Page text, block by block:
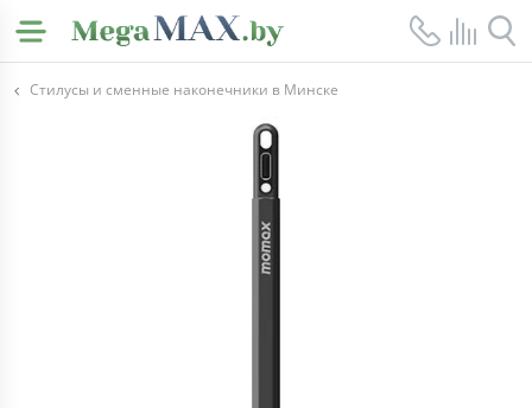
Стилусы и сменные наконечники в Минске